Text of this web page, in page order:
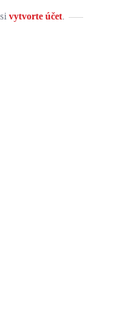
vytvorte účet.